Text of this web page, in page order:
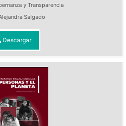
y Transparencia
Salgado
Descargar